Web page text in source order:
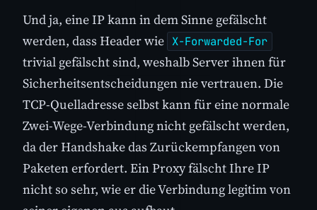
Und ja, eine IP kann in dem Sinne gefälscht
werden, dass Header wie X-Forwarded-For
trivial gefälscht sind, weshalb Server ihnen für
Sicherheitsentscheidungen nie vertrauen. Die
TCP-Quelladresse selbst kann für eine normale
Zwei-Wege-Verbindung nicht gefälscht werden,
da der Handshake das Zurückempfangen von
Paketen erfordert. Ein Proxy fälscht Ihre IP
nicht so sehr, wie er die Verbindung legitim von